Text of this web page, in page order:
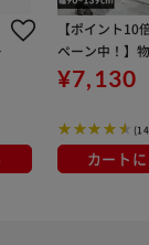
【ポイント10
ペーン中！】
ドライ 室内用
み式 キャスタ
¥7,130
カート